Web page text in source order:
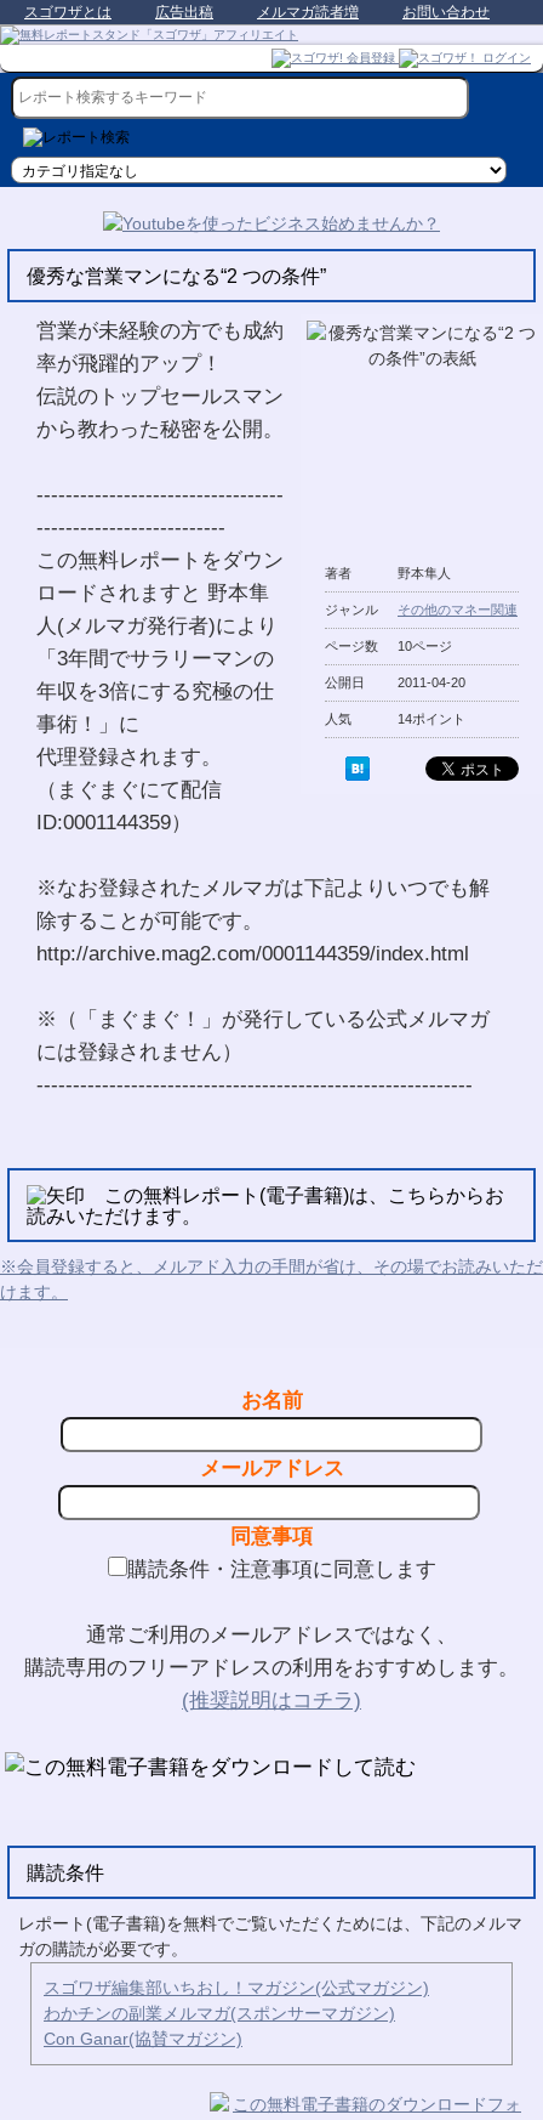
スゴワザとは 広告出稿 メルマガ読者増 お問い合わせ
優秀な営業マンになる“2 つの条件”
著者 野本隼人
ジャンル その他のマネー関連
ページ数 10ページ
公開日 2011-04-20
人気 14ポイント
営業が未経験の方でも成約
率が飛躍的アップ！
伝説のトップセールスマン
から教わった秘密を公開。
----------------------------------
--------------------------
この無料レポートをダウン
ロードされますと 野本隼
人(メルマガ発行者)により
「3年間でサラリーマンの
年収を3倍にする究極の仕
事術！」に
代理登録されます。
（まぐまぐにて配信
ID:0001144359）
※なお登録されたメルマガは下記よりいつでも解
除することが可能です。
http://archive.mag2.com/0001144359/index.html
※（「まぐまぐ！」が発行している公式メルマガ
には登録されません）
------------------------------------------------------------
この無料レポート(電子書籍)は、こちらからお
読みいただけます。
※会員登録すると、メルアド入力の手間が省け、その場でお読みいただ
けます。
お名前
メールアドレス
同意事項
購読条件・注意事項に同意します
通常ご利用のメールアドレスではなく、
購読専用のフリーアドレスの利用をおすすめします。
(推奨説明はコチラ)
購読条件
レポート(電子書籍)を無料でご覧いただくためには、下記のメルマ
ガの購読が必要です。
スゴワザ編集部いちおし！マガジン(公式マガジン)
わかチンの副業メルマガ(スポンサーマガジン)
Con Ganar(協賛マガジン)